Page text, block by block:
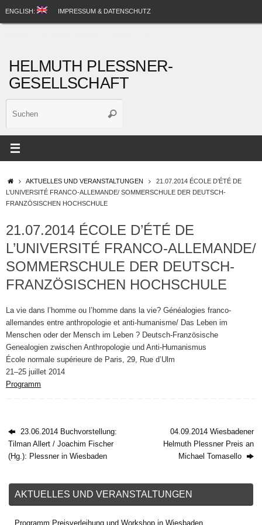
ENGLISH: IMPRESSUM & DATENSCHUTZ
HELMUTH PLESSNER-
GESELLSCHAFT
Suchen
STARTSEITE
AKTUELLES UND VERANSTALTUNGEN
21.07.2014 ÉCOLE D’ÉTÉ DE
L’UNIVERSITÉ FRANCO-ALLEMANDE/ SOMMERSCHULE DER DEUTSCH-
FRANZÖSISCHEN HOCHSCHULE
21.07.2014 ÉCOLE D’ÉTÉ DE
L’UNIVERSITÉ FRANCO-ALLEMANDE/
SOMMERSCHULE DER DEUTSCH-
FRANZÖSISCHEN HOCHSCHULE
La vie dans l’homme ou l’homme dans la vie? Généalogies franco-
allemandes entre anthropologie et anti-humanisme/ Das Leben im
Menschen oder der Mensch im Leben ? Deutsch-Französische
Genealogien zwischen Anthropologie und Anti-Humanismus
École normale supérieure de Paris, 29, Rue d’Ulm
21–25 juillet 2014
Programm
23.06.2014 Buchvorstellung:
Tilman Allert / Joachim Fischer
(Hg.): Plessner in Wiesbaden
04.09.2014 Wiesbadener
Helmuth Plessner Preis an
Michael Tomasello
AKTUELLES UND VERANSTALTUNGEN
Programm Preisverleihung und Workshop in Wiesbaden